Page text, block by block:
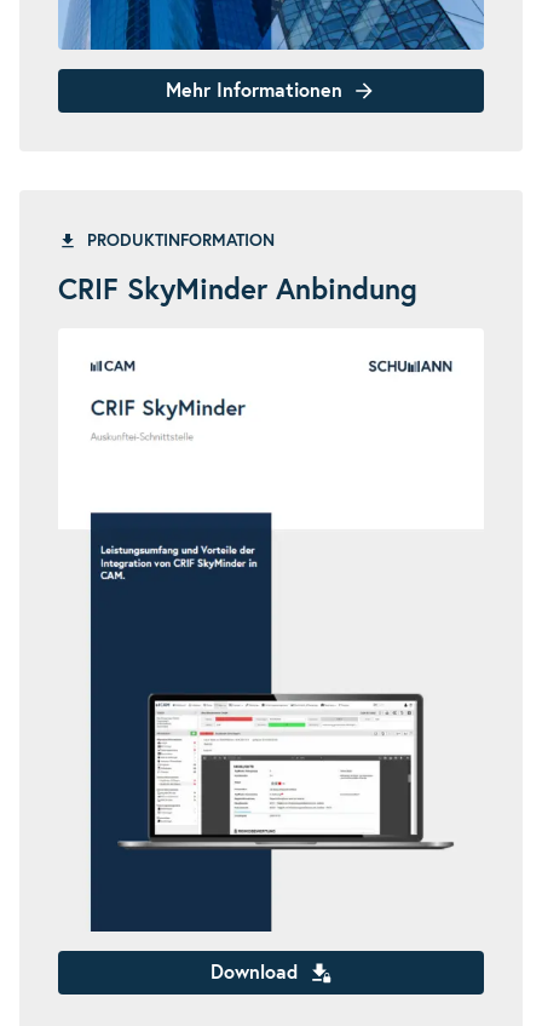
Mehr Informationen
PRODUKTINFORMATION
CRIF SkyMinder Anbindung
Download